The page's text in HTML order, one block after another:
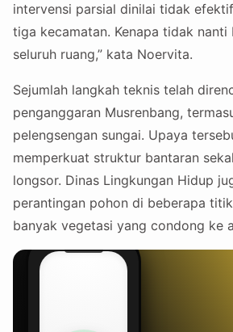
intervensi parsial dinilai tidak
tiga kecamatan. Kenapa tidak nanti
seluruh ruang,” kata Noervita.
Sejumlah langkah teknis telah
penganggaran Musrenbang,
pelengsengan sungai. Upaya
memperkuat struktur bantaran
longsor. Dinas Lingkungan Hidup
perantingan pohon di beberapa
banyak vegetasi yang condong ke